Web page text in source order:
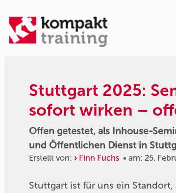
Stuttgart 2025:
sofort wirken –
Offen getestet, als Inhouse-
und Öffentlichen Dienst in
Erstellt von: Finn Fuchs • am: 25.
Stuttgart ist für uns ein